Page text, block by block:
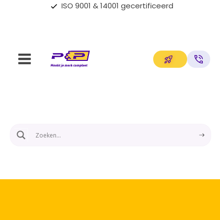
ISO 9001 & 14001 gecertificeerd